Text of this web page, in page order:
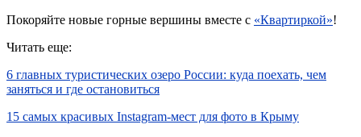
Покоряйте новые горные вершины вместе с «Квартиркой»!
Читать еще:
6 главных туристических озеро России: куда поехать, чем
заняться и где остановиться
15 самых красивых Instagram-мест для фото в Крыму